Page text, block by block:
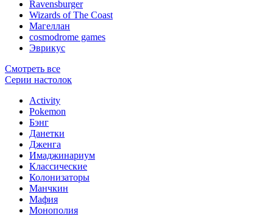
Ravensburger
Wizards of The Coast
Магеллан
сosmodrome games
Эврикус
Смотреть все
Серии настолок
Activity
Pokemon
Бэнг
Данетки
Дженга
Имаджинариум
Классические
Колонизаторы
Манчкин
Мафия
Монополия